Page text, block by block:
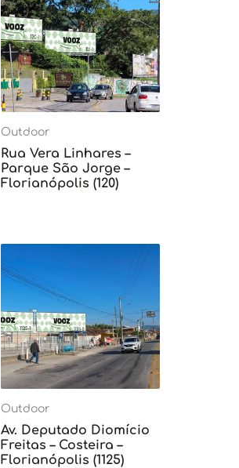
Outdoor
Rua Vera Linhares –
Parque São Jorge –
Florianópolis (120)
Outdoor
Av. Deputado Diomício
Freitas – Costeira –
Florianópolis (1125)